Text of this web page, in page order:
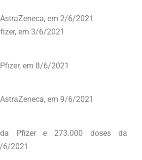
em 2/6/2021
em 3/6/2021
em 8/6/2021
em 9/6/2021
Pfizer e 273.000 doses da
6/2021